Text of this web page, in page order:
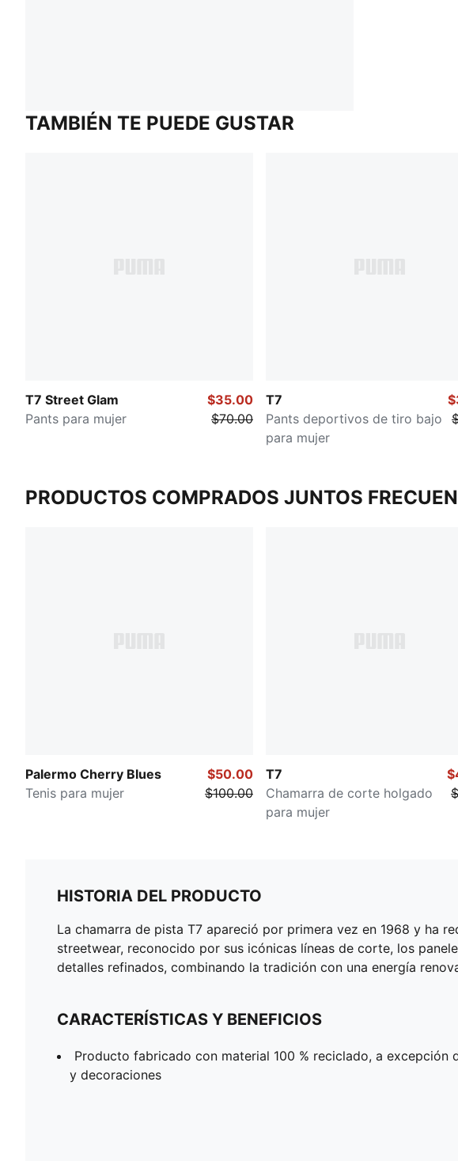
TAMBIÉN TE PUEDE GUSTAR
T7 Street Glam
Pants para mujer
$35.00
$70.00
T7
Pants deportivos de tiro bajo
para mujer
PRODUCTOS COMPRADOS JUNTOS
Palermo Cherry Blues
Tenis para mujer
$50.00
$100.00
T7
Chamarra de corte holgado
para mujer
HISTORIA DEL PRODUCTO
La chamarra de pista T7 apareció por primera vez en 1968 y ha
streetwear, reconocido por sus icónicas líneas de corte, los
detalles refinados, combinando la tradición con una energía
CARACTERÍSTICAS Y BENEFICIOS
Producto fabricado con material 100 % reciclado, a excepción
y decoraciones